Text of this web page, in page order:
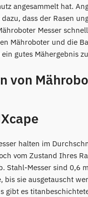
angesammelt hat.
dass der Rasen
Messer
Mähroboter und die
gutes Mähergebnis
von
halten im
vom Zustand Ihres
Stahl-Messer sind 0,6
bis sie ausgetauscht
gibt es